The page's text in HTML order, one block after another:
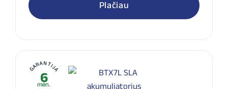
Plačiau
GARANTIJA
6
mėn.